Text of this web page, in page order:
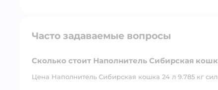
Часто задаваемые вопросы
Сколько стоит Наполнитель Сибирская
Цена Наполнитель Сибирская кошка 24 л 9.785 кг